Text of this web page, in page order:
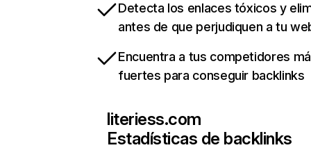
Detecta los enlaces tóxicos y
antes de que perjudiquen a tu
Encuentra a tus competidores
fuertes para conseguir backlinks
literiess.com
Estadísticas de backlinks